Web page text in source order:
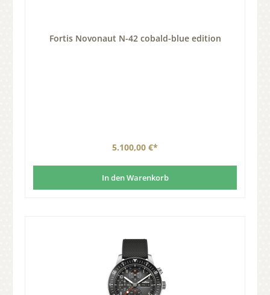
Fortis Novonaut N-42 cobald-blue edition
5.100,00 €*
In den Warenkorb